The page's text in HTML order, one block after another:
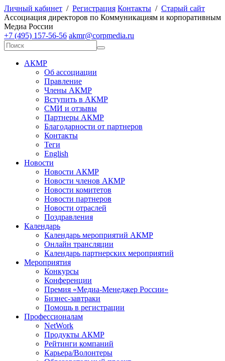
Личный кабинет / Регистрация Контакты / Старый сайт
Ассоциация директоров по Коммуникациям и корпоративным
Медиа России
+7 (495) 157-56-56 akmr@corpmedia.ru
АКМР
Об ассоциации
Правление
Члены АКМР
Вступить в АКМР
СМИ и отзывы
Партнеры АКМР
Благодарности от партнеров
Контакты
Теги
English
Новости
Новости АКМР
Новости членов АКМР
Новости комитетов
Новости партнеров
Новости отраслей
Поздравления
Календарь
Календарь мероприятий АКМР
Онлайн трансляции
Календарь партнерских мероприятий
Мероприятия
Конкурсы
Конференции
Премия «Медиа-Менеджер России»
Бизнес-завтраки
Помощь в регистрации
Профессионалам
NetWork
Продукты АКМР
Рейтинги компаний
Карьера/Волонтеры